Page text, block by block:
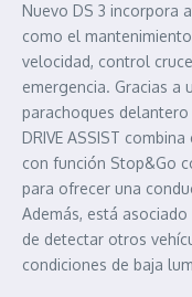
Nuevo DS 3 incorpora
como el
velocidad, control
emergencia. Gracias a
parachoques
DRIVE ASSIST
con función Stop&Go
para ofrecer una
Además, está
de detectar otros
condiciones de baja